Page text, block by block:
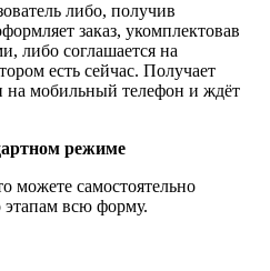
либо, получив
заказ, укомплектовав
либо соглашается на
есть сейчас. Получает
на мобильный телефон и ждёт
режиме
можете самостоятельно
этапам всю форму.